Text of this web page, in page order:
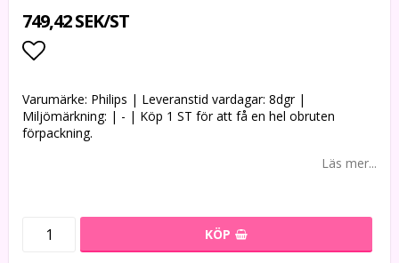
749,42 SEK/ST
Varumärke: Philips | Leveranstid vardagar: 8dgr |
Miljömärkning: | - | Köp 1 ST för att få en hel obruten
förpackning.
Läs mer...
KÖP